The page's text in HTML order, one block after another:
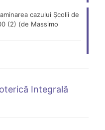
cazului Școlii de
(2) (de Massimo
Integrală